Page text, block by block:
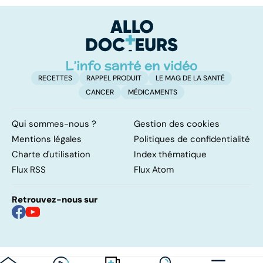
d'angine ?
RECETTES RAPPEL PRODUIT
LE MAG DE LA SANTÉ
CANCER
MÉDICAMENTS
Qui sommes-nous ?
Gestion des cookies
Mentions légales
Politiques de confidentialité
Charte d'utilisation
Index thématique
Flux RSS
Flux Atom
Retrouvez-nous sur